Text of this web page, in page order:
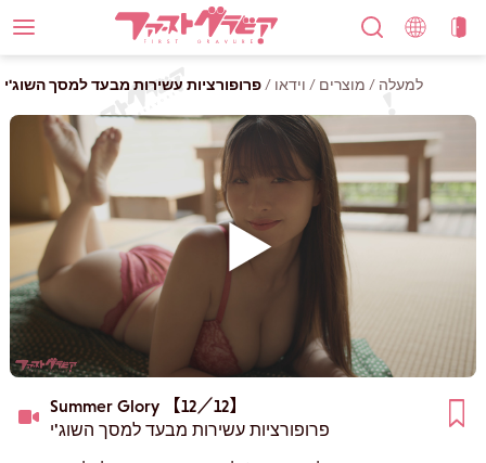
למעלה / מוצרים / וידאו / פרופורציות עשירות מבעד למסך השוג'י
Summer Glory 【12／12】
פרופורציות עשירות מבעד למסך השוג'י